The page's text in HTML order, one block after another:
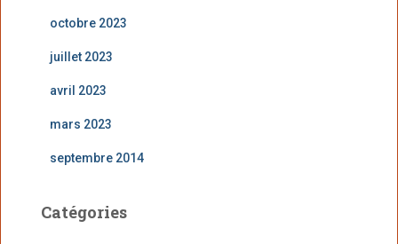
octobre 2023
juillet 2023
avril 2023
mars 2023
septembre 2014
Catégories